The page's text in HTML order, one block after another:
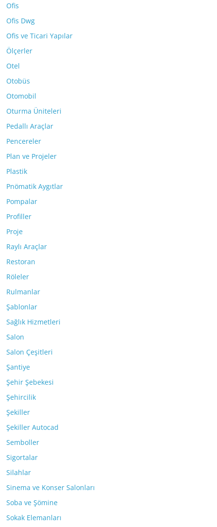
Ofis
Ofis Dwg
Ofis ve Ticari Yapılar
Ölçerler
Otel
Otobüs
Otomobil
Oturma Üniteleri
Pedallı Araçlar
Pencereler
Plan ve Projeler
Plastik
Pnömatik Aygıtlar
Pompalar
Profiller
Proje
Raylı Araçlar
Restoran
Röleler
Rulmanlar
Şablonlar
Sağlık Hizmetleri
Salon
Salon Çeşitleri
Şantiye
Şehir Şebekesi
Şehircilik
Şekiller
Şekiller Autocad
Semboller
Sigortalar
Silahlar
Sinema ve Konser Salonları
Soba ve Şömine
Sokak Elemanları